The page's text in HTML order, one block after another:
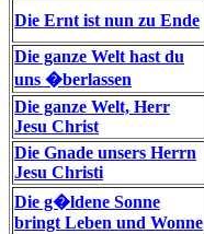
Die Ernt ist nun zu Ende
Die ganze Welt hast du
uns �berlassen
Die ganze Welt, Herr
Jesu Christ
Die Gnade unsers Herrn
Jesu Christi
Die g�ldene Sonne
bringt Leben und Wonne